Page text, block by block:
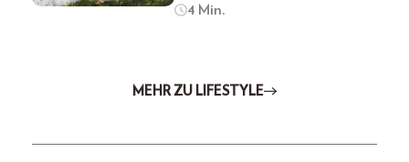
4 Min.
MEHR ZU LIFESTYLE